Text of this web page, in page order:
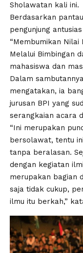
Sholawatan kali ini.
Berdasarkan
pengunjung
“Membumikan Nilai
Melalui Bimbingan
mahasiswa dan
Dalam
mengatakan, ia
jurusan BPI yang
serangkaian acara
“Ini merupakan
bersolawat, tentu
tanpa beralasan.
dengan kegiatan
merupakan bagian
saja tidak cukup,
ilmu itu berkah,”